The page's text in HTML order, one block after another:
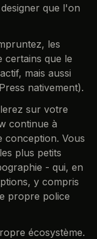
que l'on
les
certains que le
mais aussi
nativement).
sur votre
continue à
conception. Vous
plus petits
- qui, en
y compris
propre police
écosystème.